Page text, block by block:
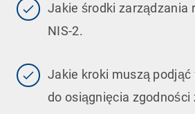
Jakie środki zarządzania
NIS-2.
Jakie kroki muszą podjąć
do osiągnięcia zgodności